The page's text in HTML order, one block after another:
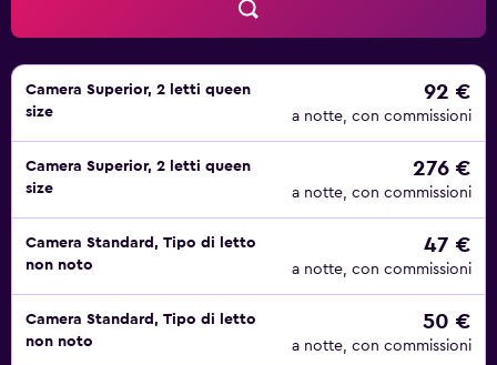
Camera Superior, 2 letti queen
size
92 €
a notte, con commissioni
Camera Superior, 2 letti queen
size
276 €
a notte, con commissioni
Camera Standard, Tipo di letto
non noto
47 €
a notte, con commissioni
Camera Standard, Tipo di letto
non noto
50 €
a notte, con commissioni